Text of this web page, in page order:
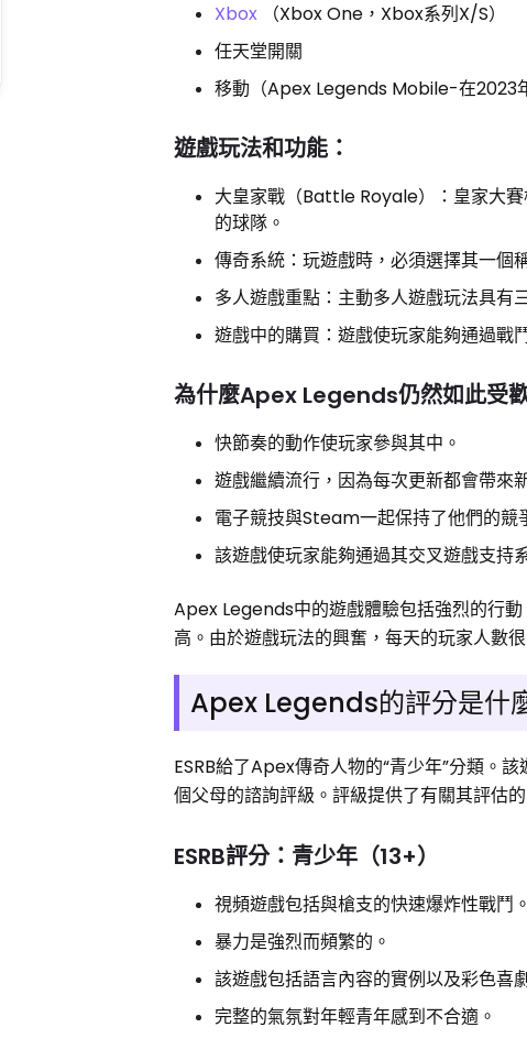
Xbox （Xbox One，Xbox系列X/S）
任天堂開關
移動（Apex Legends Mobile-在2023
遊戲玩法和功能：
大皇家戰（Battle Royale）：皇家大
的球隊。
傳奇系統：玩遊戲時，必須選擇其一個
多人遊戲重點：主動多人遊戲玩法具有
遊戲中的購買：遊戲使玩家能夠通過戰
為什麼Apex Legends仍然如此受
快節奏的動作使玩家參與其中。
遊戲繼續流行，因為每次更新都會帶
電子競技與Steam一起保持了他們的競
該遊戲使玩家能夠通過其交叉遊戲支持
Apex Legends中的遊戲體驗包括強烈的行
高。由於遊戲玩法的興奮，每天的玩家人數
Apex Legends的評分是什
ESRB給了Apex傳奇人物的“青少年”分類。
個父母的諮詢評級。評級提供了有關其評估
ESRB評分：青少年（13+）
視頻遊戲包括與槍支的快速爆炸性戰鬥。
暴力是強烈而頻繁的。
該遊戲包括語言內容的實例以及彩色喜
完整的氣氛對年輕青年感到不合適。